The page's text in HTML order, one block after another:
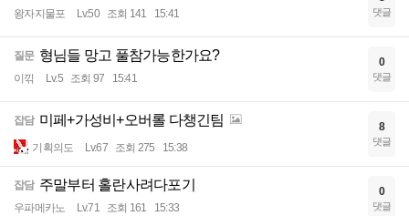
왕자지물포 Lv.50 조회 141 15:41 댓글
질문 형님들 망고 풀참가능한가요?
이끾 Lv.5 조회 97 15:41
0
댓글
잡담 미페+가성비+오버롤 다챙긴팀
기획의도 Lv.67 조회 275 15:38
8
댓글
잡담 주말부터 홀란사려다포기
우파메카노 Lv.71 조회 161 15:33
0
댓글